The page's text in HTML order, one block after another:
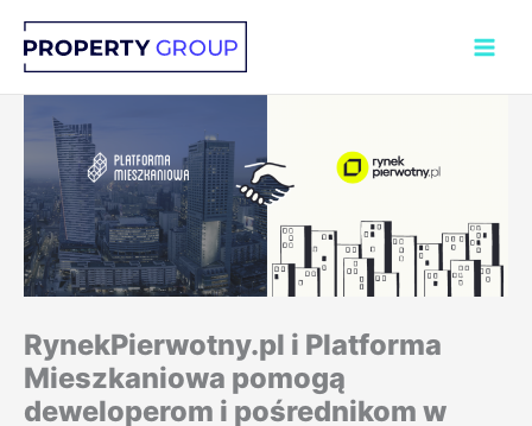
treści
RynekPierwotny.pl i Platforma
Mieszkaniowa pomogą
deweloperom i pośrednikom w